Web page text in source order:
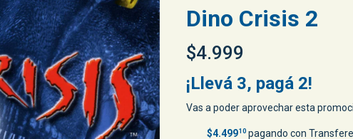
Dino Crisis 2
$4.999
¡Llevá 3, pagá 2!
Vas a poder aprovechar esta
$4.49910pagando con